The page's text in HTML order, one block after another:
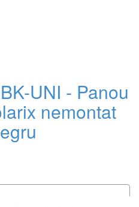
UNI - Panou
nemontat